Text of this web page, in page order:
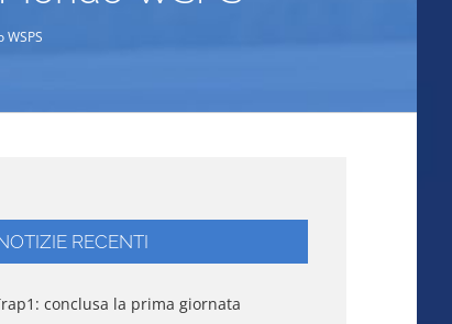
RECENTI
conclusa la prima giornata